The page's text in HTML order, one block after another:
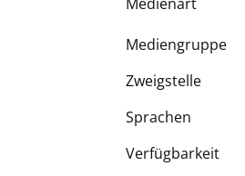
Mediengruppe
Zweigstelle
Sprachen
Verfügbarkeit